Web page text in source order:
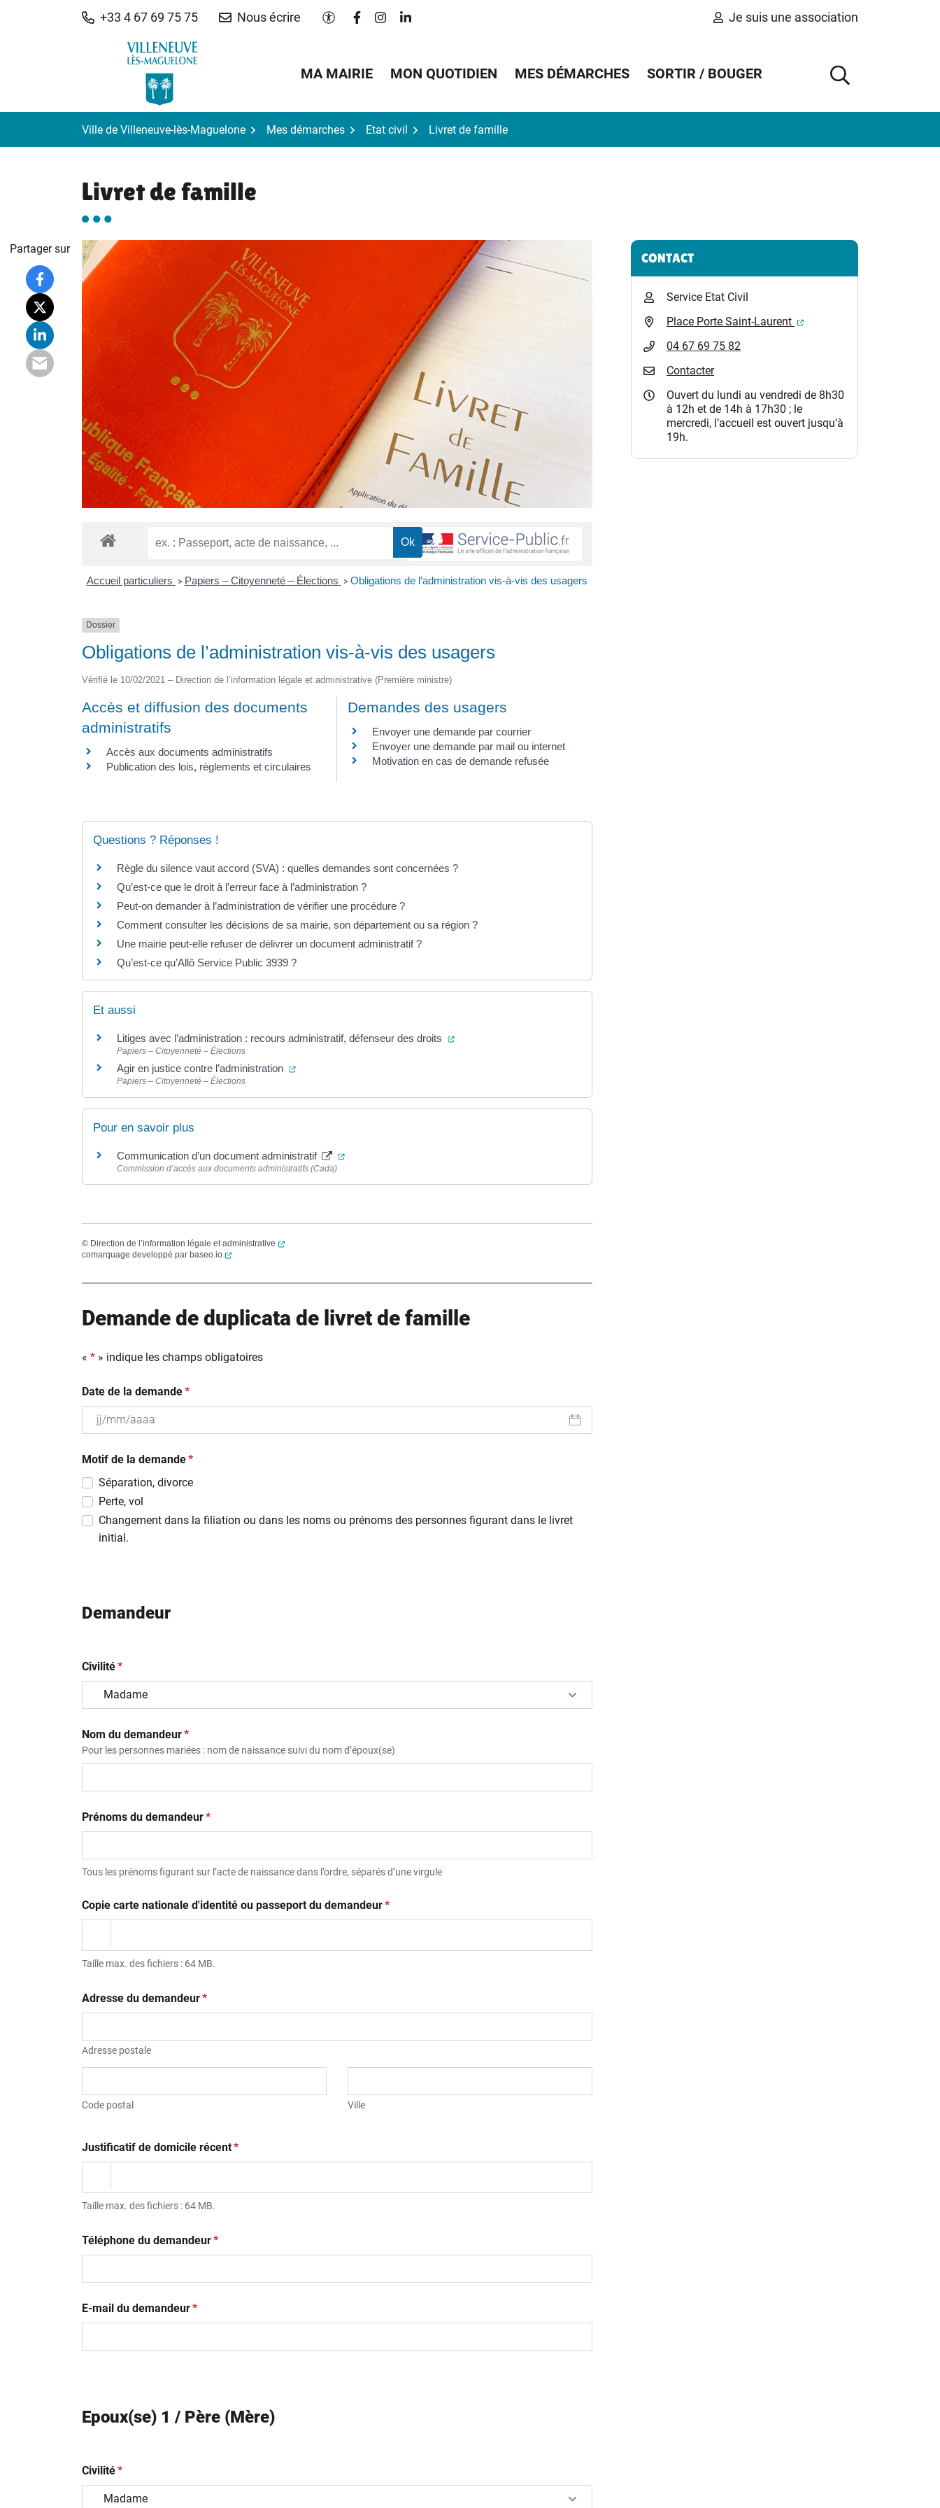
+33 4 67 69 75 75 Nous écrire Paramètres d'accessibilité
Lien vers le compte Facebook
Lien vers le compte Instagram
Lien vers le compte Linkedin Je suis une association
MA MAIRIE MON QUOTIDIEN MES DÉMARCHES SORTIR / BOUGER
AFFICHER
Ville de Villeneuve-lès-Maguelone Mes démarches Etat civil Livret de famille
Livret de famille
Accueil particuliers > Papiers – Citoyenneté – Élections > Obligations de l’administration vis-à-vis des usagers
Dossier
Obligations de l’administration vis-à-vis des usagers
Vérifié le 10/02/2021 – Direction de l’information légale et administrative (Première ministre)
Accès et diffusion des documents
administratifs
Accès aux documents administratifs
Publication des lois, règlements et circulaires
Demandes des usagers
Envoyer une demande par courrier
Envoyer une demande par mail ou internet
Motivation en cas de demande refusée
Questions ? Réponses !
Règle du silence vaut accord (SVA) : quelles demandes sont concernées ?
Qu’est-ce que le droit à l’erreur face à l’administration ?
Peut-on demander à l’administration de vérifier une procédure ?
Comment consulter les décisions de sa mairie, son département ou sa région ?
Une mairie peut-elle refuser de délivrer un document administratif ?
Qu’est-ce qu’Allô Service Public 3939 ?
Et aussi
Litiges avec l’administration : recours administratif, défenseur des droits (ouverture dans un nouvel onglet)
Papiers – Citoyenneté – Élections
Agir en justice contre l’administration (ouverture dans un nouvel onglet)
Papiers – Citoyenneté – Élections
Pour en savoir plus
Communication d’un document administratif (ouverture dans un nouvel onglet)
Commission d’accès aux documents administratifs (Cada)
© Direction de l’information légale et administrative
(ouverture dans un nouvel onglet)
comarquage developpé par baseo.io (ouverture dans un nouvel onglet)
Demande de duplicata de livret de famille
« * » indique les champs obligatoires
Date de la demande(obligatoire)
*
slash
MM
slash
AAAA
Motif de la demande(obligatoire)
*
Séparation, divorce
Perte, vol
Changement dans la filiation ou dans les noms ou prénoms des personnes figurant dans le livret
initial.
Demandeur
Civilité(obligatoire)
*
Nom du demandeur(obligatoire)
*
Pour les personnes mariées : nom de naissance suivi du nom d’époux(se)
Prénoms du demandeur(obligatoire)
*
Tous les prénoms figurant sur l’acte de naissance dans l’ordre, séparés d’une virgule
Copie carte nationale d'identité ou passeport du demandeur(obligatoire)
*
Taille max. des fichiers : 64 MB.
Adresse du demandeur(obligatoire)
*
Adresse postale
Code postal Ville
Justificatif de domicile récent(obligatoire)
*
Taille max. des fichiers : 64 MB.
Téléphone du demandeur(obligatoire)
*
E-mail du demandeur(obligatoire)
*
Epoux(se) 1 / Père (Mère)
Civilité(obligatoire)
*
Partager sur Informations complémentaires
CONTACT
Service Etat Civil
Place Porte Saint-Laurent
(ouverture dans un nouvel
04 67 69 75 82
Contacter
Ouvert du lundi au vendredi de 8h30
à 12h et de 14h à 17h30 ; le
mercredi, l’accueil est ouvert jusqu’à
19h.